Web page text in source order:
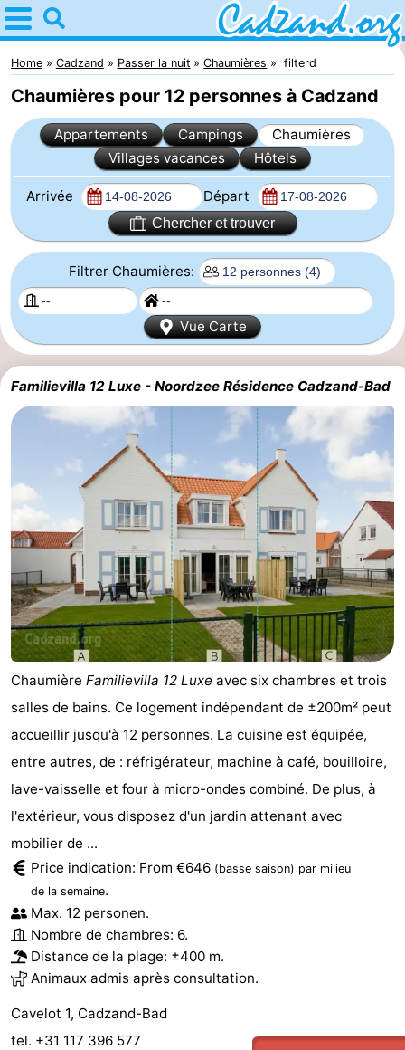
Home
Cadzand
Astuces
Avec
enfants
la
nuit
Appartements
Campings
Chaumières
-
Bad
Meersee
-
Beach
Nieuwvliet-
Bad
-
Meulinge
EuroParcs
Cadzand
-
Hoogduin
-
Noordzee
Résidence
Cadzand-
Bad
-
Resort
Nieuwvliet-
Bad
-
Schoneveld
-
Strand
Resort
Nieuwvliet-
Bad
-
Waterdunen
Zonneweelde
-
Zwinhoeve
Hôtels
Last
minutes
Plages
Voir
faire
d'intérêt
-
Home Cadzand Passer la nuit Chaumières filterd
Chaumières pour 12 personnes à Cadzand
Appartements Campings
Chaumières
Villages vacances
Hôtels
Arrivée Départ
Chercher et trouver
Filtrer Chaumières:
Vue Carte
Familievilla 12 Luxe - Noordzee Résidence Cadzand-Bad
Chaumière Familievilla 12 Luxe avec six chambres et trois
salles de bains. Ce logement indépendant de ±200m² peut
accueillir jusqu'à 12 personnes. La cuisine est équipée,
entre autres, de : réfrigérateur, machine à café, bouilloire,
lave-vaisselle et four à micro-ondes combiné. De plus, à
l'extérieur, vous disposez d'un jardin attenant avec
mobilier de ...
Price indication: From €646 (basse saison) par milieu
de la semaine.
Max. 12 personen.
Nombre de chambres: 6.
Distance de la plage: ±400 m.
Animaux admis après consultation.
Cavelot 1, Cadzand-Bad
tel. +31 117 396 577